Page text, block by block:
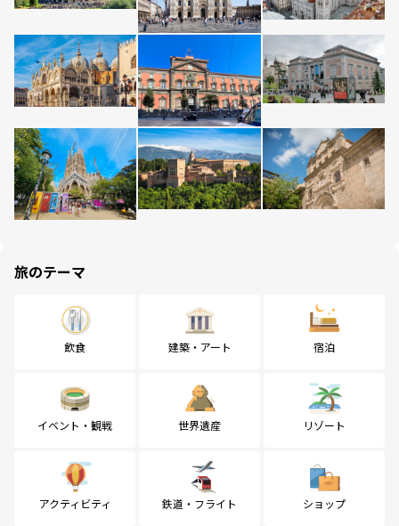
旅のテーマ
飲食 建築・アート 宿泊
イベント・観戦 世界遺産 リゾート
アクティビティ 鉄道・フライト ショップ